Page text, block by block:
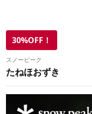
30%OFF！
スノーピーク
たねほおずき